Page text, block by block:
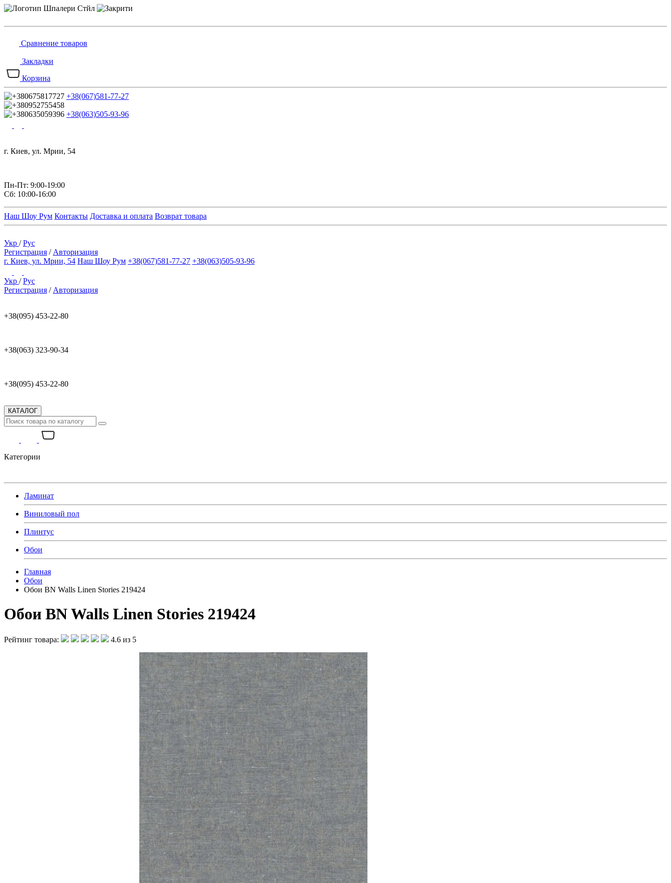
Сравнение товаров
Закладки
Корзина
+38(067)581-77-27
+38(063)505-93-96
г. Киев, ул. Мрии, 54
Пн-Пт: 9:00-19:00
Сб: 10:00-16:00
Наш Шоу Рум Контакты Доставка и оплата Возврат товара
Укр /Рус
Регистрация / Авторизация
г. Киев, ул. Мрии, 54 Наш Шоу Рум +38(067)581-77-27 +38(063)505-93-96
Укр /Рус
Регистрация / Авторизация
+38(095) 453-22-80
+38(063) 323-90-34
+38(095) 453-22-80
КАТАЛОГ
Категории
Ламинат
Виниловый пол
Плинтус
Обои
Главная
Обои
Обои BN Walls Linen Stories 219424
Обои BN Walls Linen Stories 219424
Рейтинг товара: 4.6 из 5